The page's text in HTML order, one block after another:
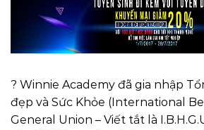
? Winnie Academy đã gia nhập
đẹp và Sức Khỏe (International
General Union – Viết tắt là